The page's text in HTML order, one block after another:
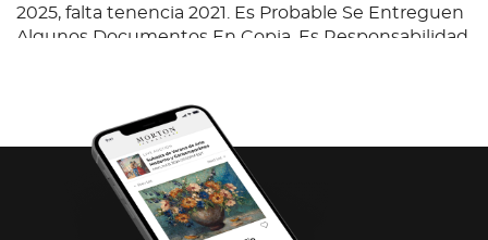
2025, falta tenencia 2021. Es Probable Se Entreguen
Algunos Documentos En Copia, Es Responsabilidad